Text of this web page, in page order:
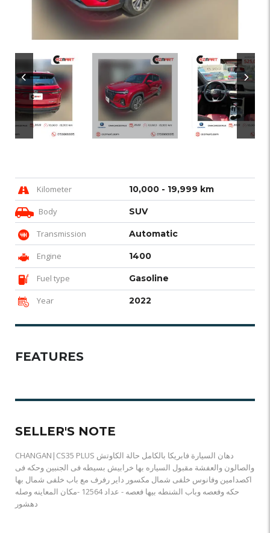
Kilometer 10,000 - 19,999 km
Body SUV
Transmission Automatic
Engine 1400
Fuel type Gasoline
Year 2022
FEATURES
SELLER'S NOTE
CHANGAN|CS35 PLUS دهان السيارة فابريكا بالكامل حالة الكاوتش
والصالون والعفشة مقبول السياره بها خرابيش بسيطه فى الجنبين وحكه فى
اكصدامين وفانوس خلفى شمال مكسور داير رفرف مع باب خلفى شمال بها
حكه وفعصه وباب الشنطه بيها فعصه - عداد 12564 -مكان المعاينه وصله
دهشور